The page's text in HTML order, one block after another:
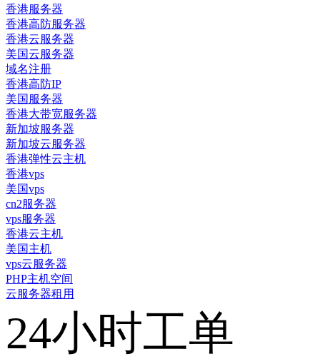
香港服务器
香港高防服务器
香港云服务器
美国云服务器
域名注册
香港高防IP
美国服务器
香港大带宽服务器
新加坡服务器
新加坡云服务器
香港弹性云主机
香港vps
美国vps
cn2服务器
vps服务器
香港云主机
美国主机
vps云服务器
PHP主机空间
云服务器租用
24小时工单